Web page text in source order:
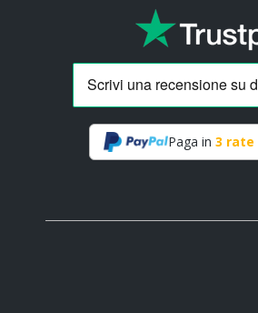
Paga in3 rate